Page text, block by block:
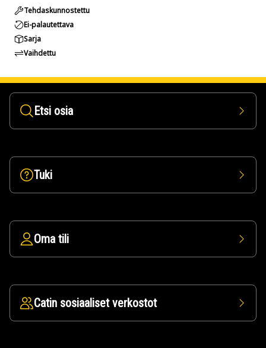
Tehdaskunnostettu
Ei-palautettava
Sarja
Vaihdettu
Etsi osia
Tuki
Oma tili
Catin sosiaaliset verkostot